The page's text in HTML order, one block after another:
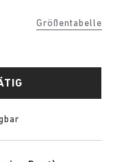
Größentabelle